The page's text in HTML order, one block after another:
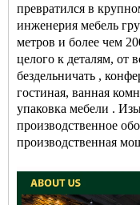
превратился в
инженерия мебель
метров и более чем
целого к деталям, от
бездельничать ,
гостиная, ванная
упаковка мебели .
производственное
производственная